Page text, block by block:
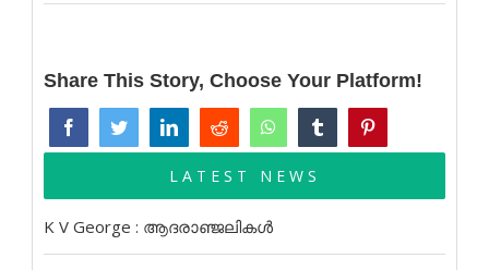
Share This Story, Choose Your Platform!
LATEST NEWS
K V George : ആദരാഞ്ജലികൾ